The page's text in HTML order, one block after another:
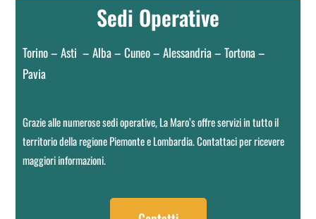
Sedi Operative
Torino – Asti – Alba – Cuneo – Alessandria – Tortona –
Pavia
Grazie alle numerose sedi operative, La Maro’s offre servizi in tutto il
territorio della regione Piemonte e Lombardia. Contattaci per ricevere
maggiori informazioni.